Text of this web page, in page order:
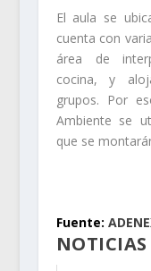
El aula se
cuenta con
área de
cocina, y
grupos. Por
Ambiente se
que se
Fuente: